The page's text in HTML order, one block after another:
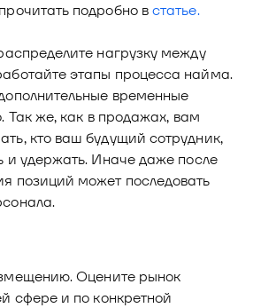
подробно встатье.
нагрузку между
этапы процесса найма.
временные
Так же, как в продажах, вам
кто ваш будущий сотрудник,
и удержать. Иначе даже после
позиций может последовать
Оцените рынок
сфере и по конкретной